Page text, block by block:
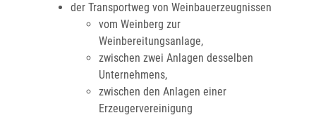
der Transportweg von Weinbauerzeugnissen
vom Weinberg zur
Weinbereitungsanlage,
zwischen zwei Anlagen desselben
Unternehmens,
zwischen den Anlagen einer
Erzeugervereinigung